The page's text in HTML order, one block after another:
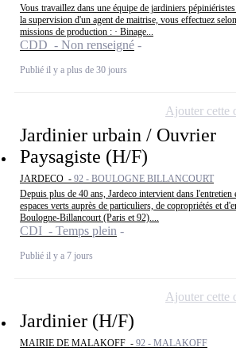
Vous travaillez dans une équipe de jardiniers
la supervision d'un agent de maitrise, vous effectuez
missions de production : · Binage...
CDD - Non renseigné
Publié il y a plus de 30 jours
Jardinier urbain / Ouvrier
Paysagiste (H/F)
JARDECO - 92 - BOULOGNE BILLANCOURT
Depuis plus de 40 ans, Jardeco intervient dans l'entretien
espaces verts auprès de particuliers, de copropriétés et
Boulogne-Billancourt (Paris et 92)....
CDI - Temps plein
Publié il y a 7 jours
Ajouter cette
Jardinier (H/F)
MAIRIE DE MALAKOFF - 92 - MALAKOFF
Ajouter cette